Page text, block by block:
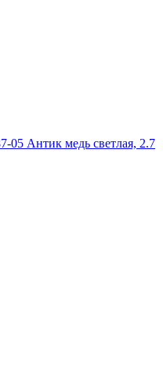
05 Антик медь светлая, 2.7